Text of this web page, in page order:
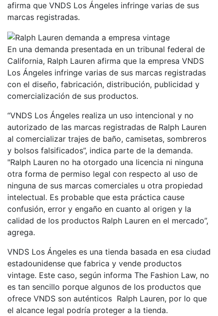
afirma que VNDS Los Ángeles infringe varias de sus
marcas registradas.
En una demanda presentada en un tribunal federal de
California, Ralph Lauren afirma que la empresa VNDS
Los Ángeles infringe varias de sus marcas registradas
con el diseño, fabricación, distribución, publicidad y
comercialización de sus productos.
“VNDS Los Ángeles realiza un uso intencional y no
autorizado de las marcas registradas de Ralph Lauren
al comercializar trajes de baño, camisetas, sombreros
y bolsos falsificados”, indica parte de la demanda.
"Ralph Lauren no ha otorgado una licencia ni ninguna
otra forma de permiso legal con respecto al uso de
ninguna de sus marcas comerciales u otra propiedad
intelectual. Es probable que esta práctica cause
confusión, error y engaño en cuanto al origen y la
calidad de los productos Ralph Lauren en el mercado”,
agrega.
VNDS Los Ángeles es una tienda basada en esa ciudad
estadounidense que fabrica y vende productos
vintage. Este caso, según informa The Fashion Law, no
es tan sencillo porque algunos de los productos que
ofrece VNDS son auténticos Ralph Lauren, por lo que
el alcance legal podría proteger a la tienda.